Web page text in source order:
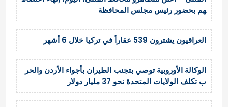
هم بحضور رئيس مجلس المحافظة
العراقيون يشترون 539 عقاراً في تركيا خلال 6 أشهر
الوكالة الأوروبية توصي بتجنب الطيران بأجواء الأردن والحر
ب تكلف الولايات المتحدة نحو 37 مليار دولار